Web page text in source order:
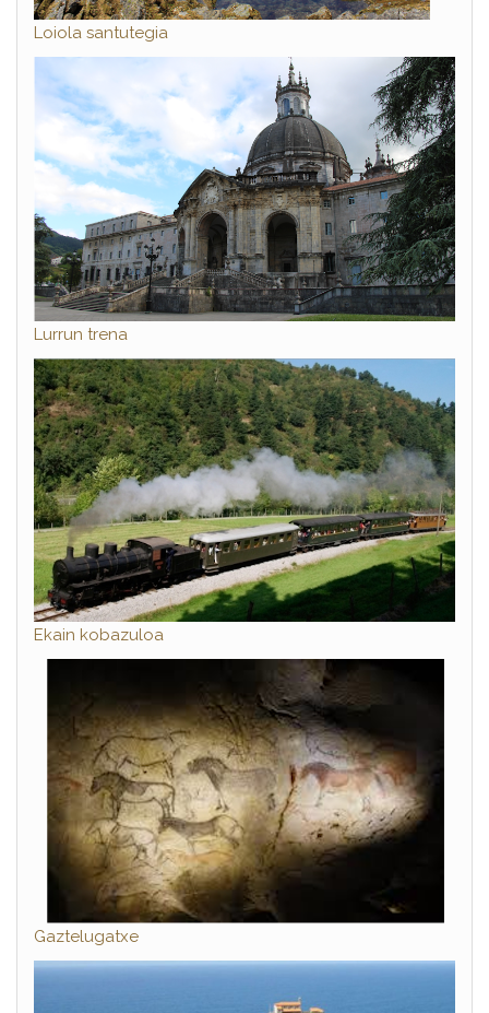
Loiola santutegia
Lurrun trena
Ekain kobazuloa
Gaztelugatxe